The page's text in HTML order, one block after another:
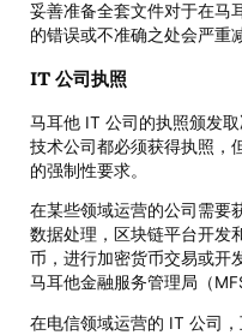
妥善准备全套文件对于在马
的错误或不准确之处会严重
IT 公司执照
马耳他 IT 公司的执照颁发
技术公司都必须获得执照，
的强制性要求。
在某些领域运营的公司需要
数据处理，区块链平台开发
币，进行加密货币交易或开
马耳他金融服务管理局（
在电信领域运营的 IT 公司